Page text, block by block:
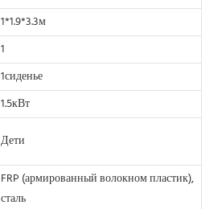
1*1.9*3.3м
1
1сиденье
1.5кВт
Дети
FRP (армированный волокном пластик),
сталь